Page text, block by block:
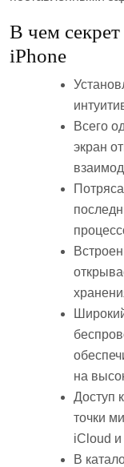
В чем
iPhone
Всего
экран
на
Доступ
точки
iCloud и
В